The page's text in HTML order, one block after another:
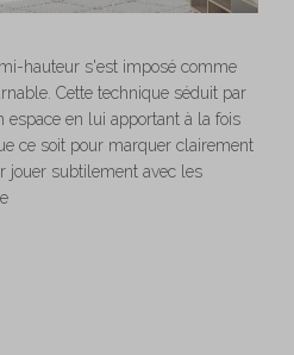
hauteur s'est imposé comme
Cette technique séduit par
espace en lui apportant à la fois
ce soit pour marquer clairement
jouer subtilement avec les